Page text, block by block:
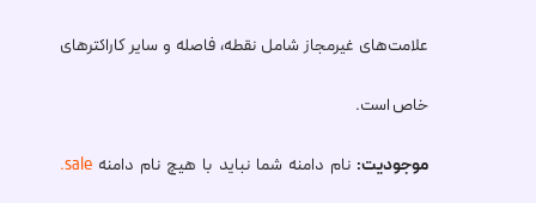
علامت‌های غیرمجاز شامل نقطه، فاصله و سایر کاراکترهای
خاص است.
موجودیت: نام دامنه شما نباید با هیچ نام دامنه .sale